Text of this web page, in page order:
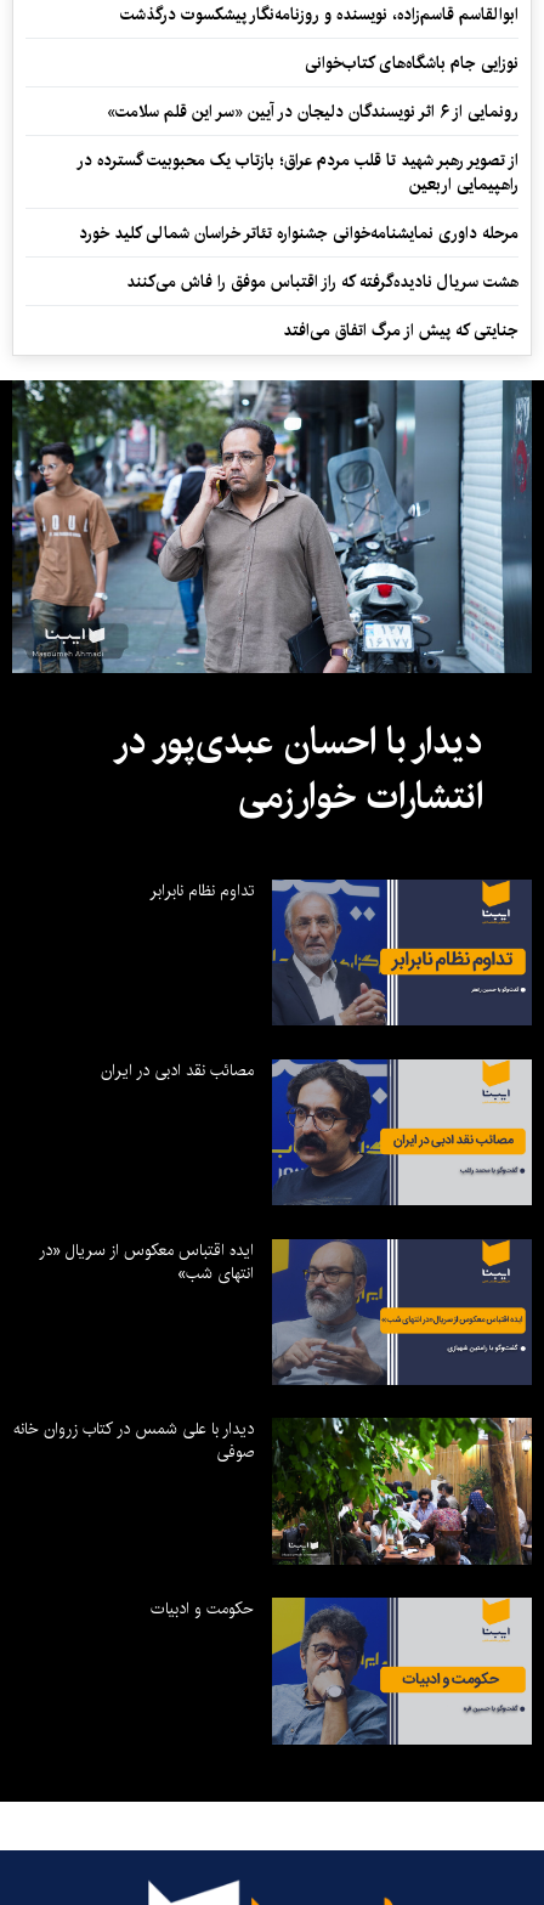
ابوالقاسم قاسم‌زاده، نویسنده و روزنامه‌نگار پیشکسوت درگذشت
نوزایی جام باشگاه‌های کتاب‌خوانی
رونمایی از ۶ اثر نویسندگان دلیجان در آیین «سر این قلم سلامت»
از تصویر رهبر شهید تا قلب مردم عراق؛ بازتاب یک محبوبیت گسترده در
راهپیمایی اربعین
مرحله داوری نمایشنامه‌خوانی جشنواره تئاتر خراسان شمالی کلید خورد
هشت سریال نادیده‌گرفته که راز اقتباس موفق را فاش می‌کنند
جنایتی که پیش از مرگ اتفاق می‌افتد
دیدار با احسان عبدی‌پور در
انتشارات خوارزمی
تداوم نظام نابرابر
مصائب نقد ادبی در ایران
ایده اقتباس معکوس از سریال «در
انتهای شب»
دیدار با علی شمس در کتاب زروان خانه
صوفی
حکومت و ادبیات